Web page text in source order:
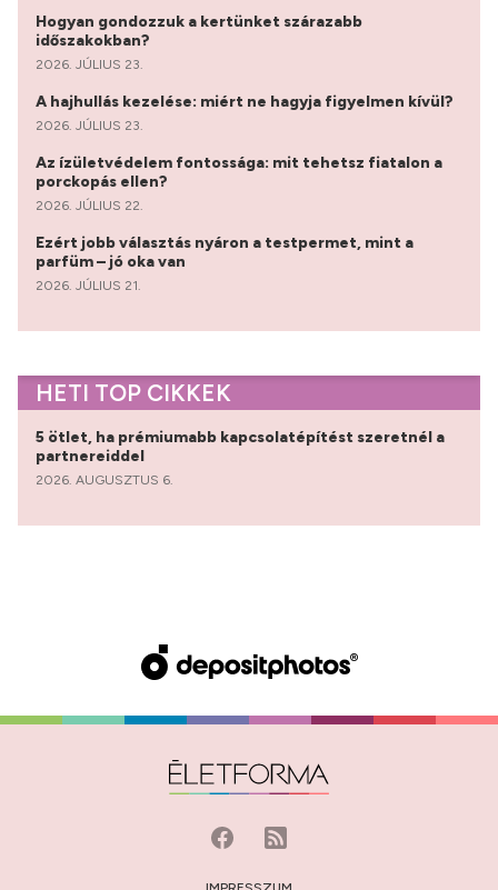
Hogyan gondozzuk a kertünket szárazabb
időszakokban?
2026. JÚLIUS 23.
A hajhullás kezelése: miért ne hagyja figyelmen kívül?
2026. JÚLIUS 23.
Az ízületvédelem fontossága: mit tehetsz fiatalon a
porckopás ellen?
2026. JÚLIUS 22.
Ezért jobb választás nyáron a testpermet, mint a
parfüm – jó oka van
2026. JÚLIUS 21.
HETI TOP CIKKEK
5 ötlet, ha prémiumabb kapcsolatépítést szeretnél a
partnereiddel
2026. AUGUSZTUS 6.